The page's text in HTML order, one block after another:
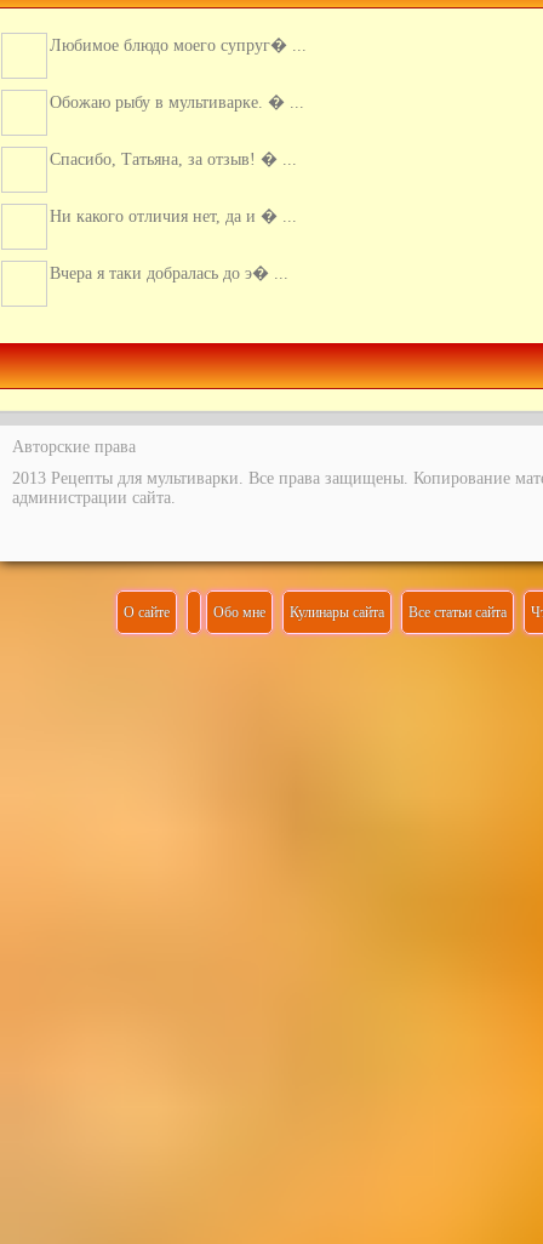
Авторские права
2013 Рецепты для мультиварки. Все права защищены. Копирование
администрации сайта.
О сайте Обо мне Кулинары сайта Все статьи сайта